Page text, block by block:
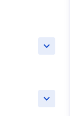
keyboard_arrow_down
keyboard_arrow_down